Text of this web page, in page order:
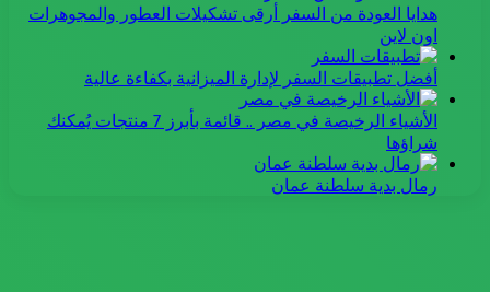
هدايا العودة من السفر أرقى تشكيلات العطور والمجوهرات
اون لاين
أفضل تطبيقات السفر لإدارة الميزانية بكفاءة عالية
الأشياء الرخيصة في مصر .. قائمة بأبرز 7 منتجات يُمكنك
شراؤها
رمال بدية سلطنة عمان